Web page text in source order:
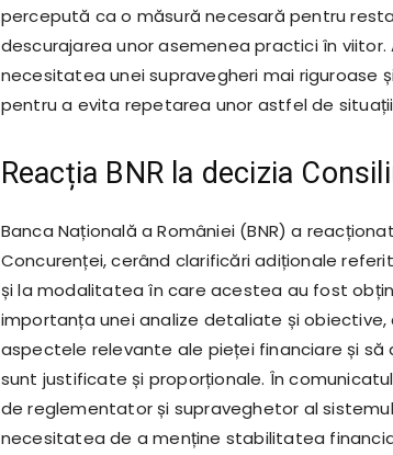
percepută ca o măsură necesară pentru
descurajarea unor asemenea practici în
necesitatea unei supravegheri mai riguroase
pentru a evita repetarea unor astfel de
Reacția BNR la decizia
Banca Națională a României (BNR) a
Concurenței, cerând clarificări adiționale
și la modalitatea în care acestea au fost
importanța unei analize detaliate și
aspectele relevante ale pieței financiare și
sunt justificate și proporționale. În
de reglementator și supraveghetor al
necesitatea de a menține stabilitatea